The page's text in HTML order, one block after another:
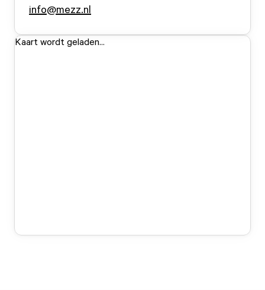
info@mezz.nl
Kaart wordt geladen...